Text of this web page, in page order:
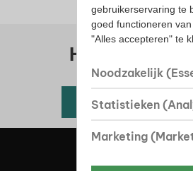
Huis kopen?
Alle beschikbare
gebruikerservaring te
goed functioneren
"Alles accepteren" te
Noodzakelijk
Statistieken
Marketing